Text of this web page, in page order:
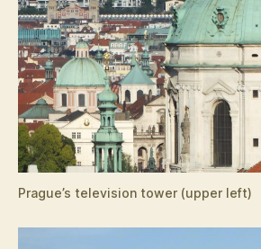
Prague’s television tower (upper left)